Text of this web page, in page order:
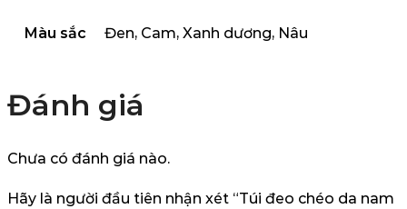
Màu sắc Đen, Cam, Xanh dương, Nâu
Đánh giá
Chưa có đánh giá nào.
Hãy là người đầu tiên nhận xét “Túi đeo chéo da nam